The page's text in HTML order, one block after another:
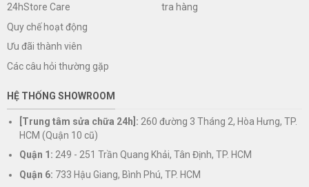
24hStore Care
Quy chế hoạt động
Ưu đãi thành viên
Các câu hỏi thường gặp
tra hàng
HỆ THỐNG SHOWROOM
[Trung tâm sửa chữa 24h]: 260 đường 3 Tháng 2, Hòa Hưng, TP.
HCM (Quận 10 cũ)
Quận 1: 249 - 251 Trần Quang Khải, Tân Định, TP. HCM
Quận 6: 733 Hậu Giang, Bình Phú, TP. HCM